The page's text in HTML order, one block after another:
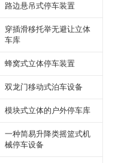
路边悬吊式停车装置
穿插滑移托举无避让立体
车库
蜂窝式立体停车装置
双龙门移动式泊车设备
模块式立体的户外停车库
一种简易升降类摇篮式机
械停车设备